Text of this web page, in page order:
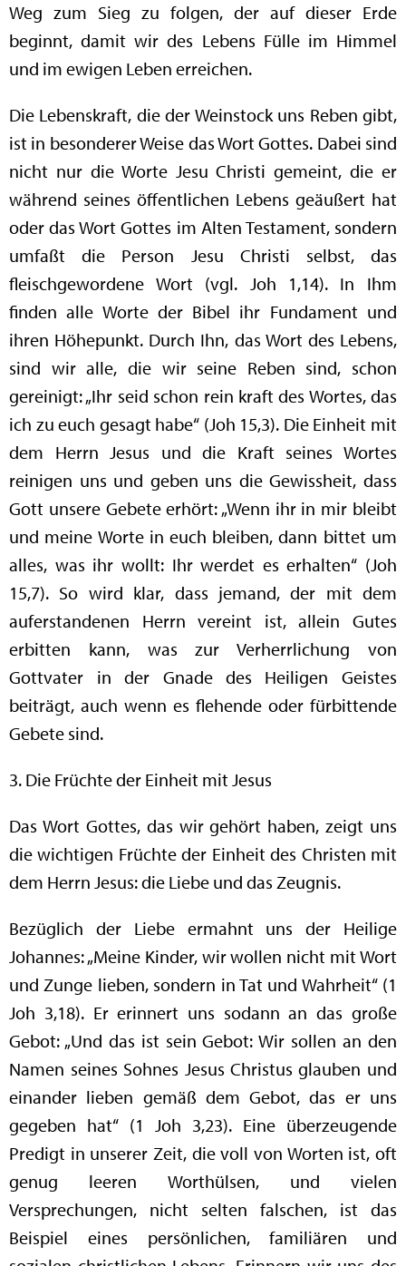
Weg zum Sieg zu folgen, der auf dieser Erde
beginnt, damit wir des Lebens Fülle im Himmel
und im ewigen Leben erreichen.
Die Lebenskraft, die der Weinstock uns Reben gibt,
ist in besonderer Weise das Wort Gottes. Dabei sind
nicht nur die Worte Jesu Christi gemeint, die er
während seines öffentlichen Lebens geäußert hat
oder das Wort Gottes im Alten Testament, sondern
umfaßt die Person Jesu Christi selbst, das
fleischgewordene Wort (vgl. Joh 1,14). In Ihm
finden alle Worte der Bibel ihr Fundament und
ihren Höhepunkt. Durch Ihn, das Wort des Lebens,
sind wir alle, die wir seine Reben sind, schon
gereinigt: „Ihr seid schon rein kraft des Wortes, das
ich zu euch gesagt habe“ (Joh 15,3). Die Einheit mit
dem Herrn Jesus und die Kraft seines Wortes
reinigen uns und geben uns die Gewissheit, dass
Gott unsere Gebete erhört: „Wenn ihr in mir bleibt
und meine Worte in euch bleiben, dann bittet um
alles, was ihr wollt: Ihr werdet es erhalten“ (Joh
15,7). So wird klar, dass jemand, der mit dem
auferstandenen Herrn vereint ist, allein Gutes
erbitten kann, was zur Verherrlichung von
Gottvater in der Gnade des Heiligen Geistes
beiträgt, auch wenn es flehende oder fürbittende
Gebete sind.
3. Die Früchte der Einheit mit Jesus
Das Wort Gottes, das wir gehört haben, zeigt uns
die wichtigen Früchte der Einheit des Christen mit
dem Herrn Jesus: die Liebe und das Zeugnis.
Bezüglich der Liebe ermahnt uns der Heilige
Johannes: „Meine Kinder, wir wollen nicht mit Wort
und Zunge lieben, sondern in Tat und Wahrheit“ (1
Joh 3,18). Er erinnert uns sodann an das große
Gebot: „Und das ist sein Gebot: Wir sollen an den
Namen seines Sohnes Jesus Christus glauben und
einander lieben gemäß dem Gebot, das er uns
gegeben hat“ (1 Joh 3,23). Eine überzeugende
Predigt in unserer Zeit, die voll von Worten ist, oft
genug leeren Worthülsen, und vielen
Versprechungen, nicht selten falschen, ist das
Beispiel eines persönlichen, familiären und